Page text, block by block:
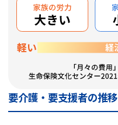
要介護・要支援者の推移